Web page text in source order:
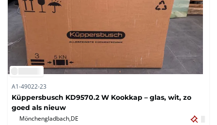
A1-49022-23
Küppersbusch KD9570.2 W Kookkap – glas, wit, zo
goed als nieuw
Mönchengladbach,DE